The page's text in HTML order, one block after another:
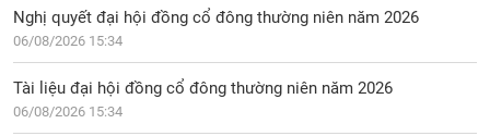
Nghị quyết đại hội đồng cổ đông thường niên năm 2026
06/08/2026 15:34
Tài liệu đại hội đồng cổ đông thường niên năm 2026
06/08/2026 15:34